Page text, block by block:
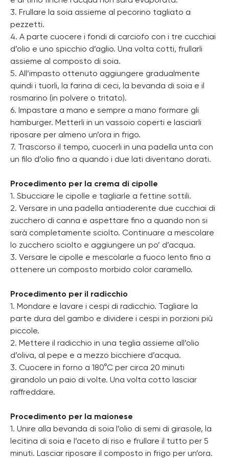
3. Frullare la soia assieme al pecorino tagliato a
pezzetti.
4. A parte cuocere i fondi di carciofo con i tre cucchiai
d’olio e uno spicchio d’aglio. Una volta cotti, frullarli
assieme al composto di soia.
5. All’impasto ottenuto aggiungere gradualmente
quindi i tuorli, la farina di ceci, la bevanda di soia e il
rosmarino (in polvere o tritato).
6. Impastare a mano e sempre a mano formare gli
hamburger. Metterli in un vassoio coperti e lasciarli
riposare per almeno un’ora in frigo.
7. Trascorso il tempo, cuocerli in una padella unta con
un filo d’olio fino a quando i due lati diventano dorati.
Procedimento per la crema di cipolle
1. Sbucciare le cipolle e tagliarle a fettine sottili.
2. Versare in una padella antiaderente due cucchiai di
zucchero di canna e aspettare fino a quando non si
sarà completamente sciolto. Continuare a mescolare
lo zucchero sciolto e aggiungere un po’ d’acqua.
3. Versare le cipolle e mescolarle a fuoco lento fino a
ottenere un composto morbido color caramello.
Procedimento per il radicchio
1. Mondare e lavare i cespi di radicchio. Tagliare la
parte dura del gambo e dividere i cespi in porzioni più
piccole.
2. Mettere il radicchio in una teglia assieme all’olio
d’oliva, al pepe e a mezzo bicchiere d’acqua.
3. Cuocere in forno a 180°C per circa 20 minuti
girandolo un paio di volte. Una volta cotto lasciar
raffreddare.
Procedimento per la maionese
1. Unire alla bevanda di soia l’olio di semi di girasole, la
lecitina di soia e l’aceto di riso e frullare il tutto per 5
minuti. Lasciar riposare il composto in frigo per un’ora.